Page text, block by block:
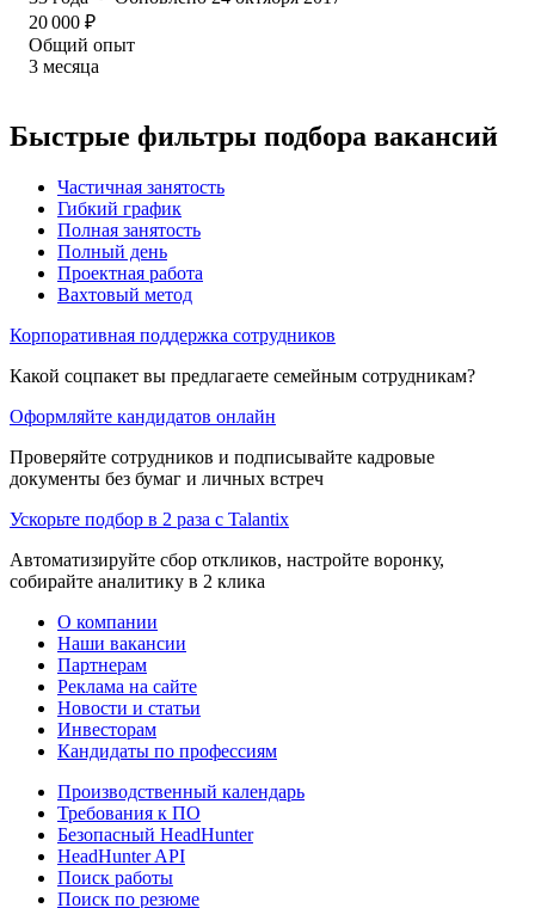
20 000 ₽
Общий опыт
3 месяца
Быстрые фильтры подбора вакансий
Частичная занятость
Гибкий график
Полная занятость
Полный день
Проектная работа
Вахтовый метод
Корпоративная поддержка сотрудников
Какой соцпакет вы предлагаете семейным сотрудникам?
Оформляйте кандидатов онлайн
Проверяйте сотрудников и подписывайте кадровые
документы без бумаг и личных встреч
Ускорьте подбор в 2 раза с Talantix
Автоматизируйте сбор откликов, настройте воронку,
собирайте аналитику в 2 клика
О компании
Наши вакансии
Партнерам
Реклама на сайте
Новости и статьи
Инвесторам
Кандидаты по профессиям
Производственный календарь
Требования к ПО
Безопасный HeadHunter
HeadHunter API
Поиск работы
Поиск по резюме